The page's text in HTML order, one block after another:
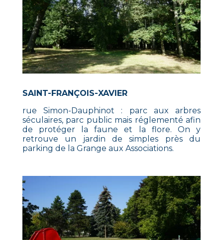
SAINT-FRANÇOIS-XAVIER
rue Simon-Dauphinot : parc aux arbres
séculaires, parc public mais réglementé afin
de protéger la faune et la flore. On y
retrouve un jardin de simples près du
parking de la Grange aux Associations.